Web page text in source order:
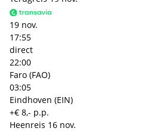
19 nov.
17:55
direct
22:00
Faro (FAO)
03:05
Eindhoven (EIN)
+€ 8,- p.p.
Heenreis 16 nov.